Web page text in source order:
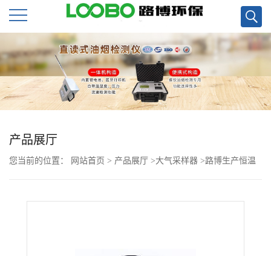
公
司
首
页
公
产品展厅
您当前的位置： 网站首页 > 产品展厅 >大气采样器 >路博生产恒温